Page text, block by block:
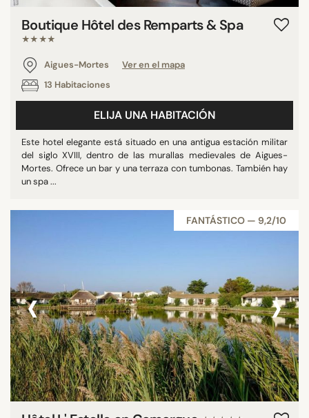
Boutique Hôtel des Remparts & Spa
★★★★
Aigues-Mortes
Ver en el mapa
13 Habitaciones
ELIJA UNA HABITACIÓN
Este hotel elegante está situado en una antigua estación militar
del siglo XVIII, dentro de las murallas medievales de Aigues-
Mortes. Ofrece un bar y una terraza con tumbonas. También hay
un spa ...
FANTÁSTICO — 9,2/10
‹ ›